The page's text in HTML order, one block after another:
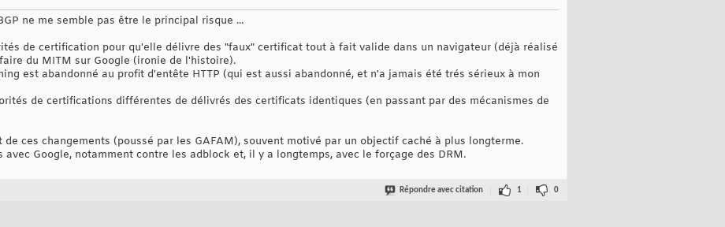
ne me semble pas être le principal risque ...
de certification pour qu'elle délivre des "faux" certificat tout à fait valide dans un navigateur (déjà réalisé
du MITM sur Google (ironie de l'histoire).
est abandonné au profit d'entête HTTP (qui est aussi abandonné, et n'a jamais été trés sérieux à mon
de certifications différentes de délivrés des certificats identiques (en passant par des mécanismes de
ces changements (poussé par les GAFAM), souvent motivé par un objectif caché à plus longterme.
avec Google, notamment contre les adblock et, il y a longtemps, avec le forçage des DRM.
Répondre avec citation 1 0